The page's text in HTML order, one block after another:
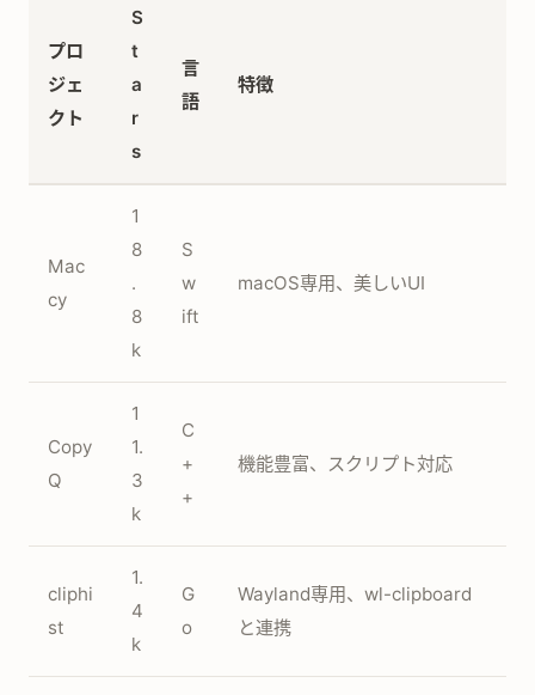
プロ
ジェ
クト
S
t
a
r
s
言
語
特徴
Mac
cy
1
8
.
8
k
S
w
ift
macOS専用、美しいUI
Copy
Q
1
1.
3
k
C
+
+
機能豊富、スクリプト対応
cliphi
st
1.
4
k
G
o
Wayland専用、wl-clipboard
と連携